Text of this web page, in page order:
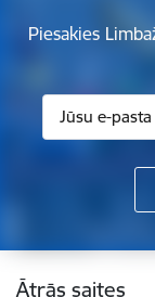
Piesakies
Kājene
Ātrās saites